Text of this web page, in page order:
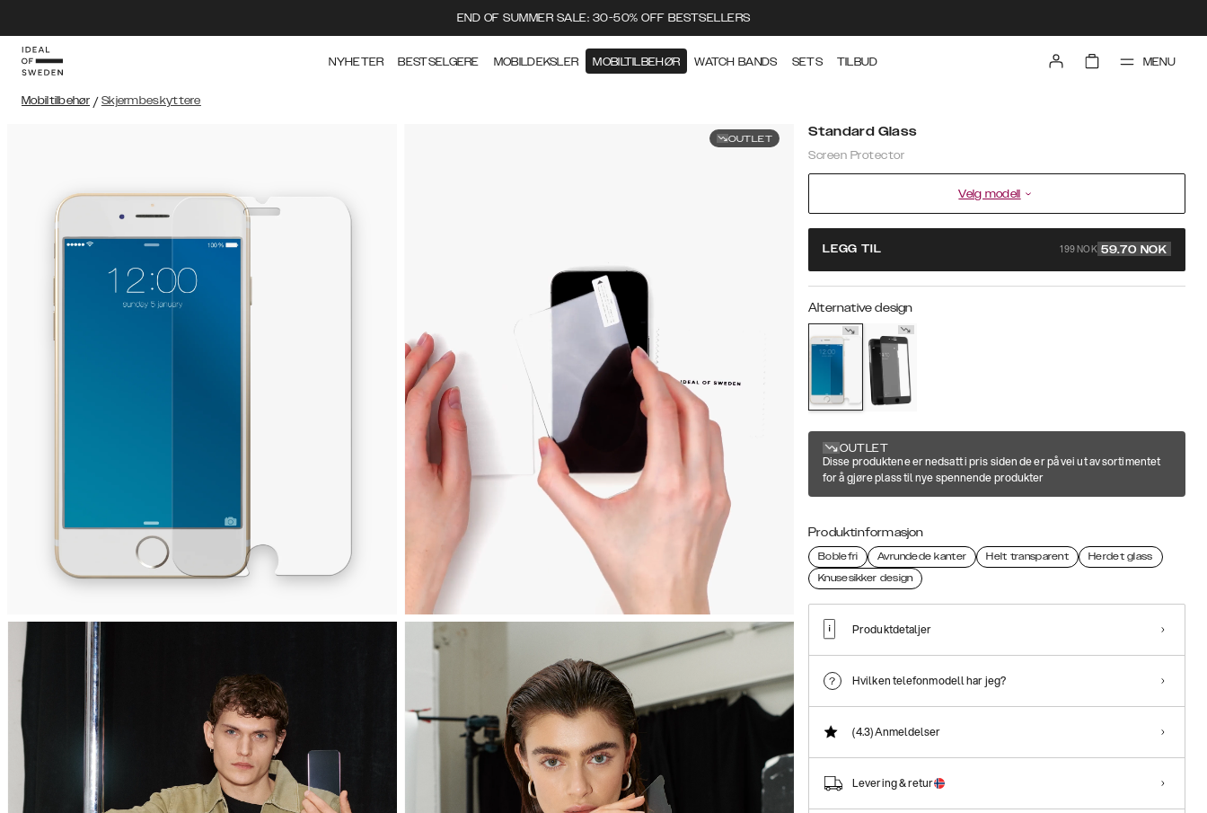
END OF SUMMER SALE: 30-50% OFF BESTSELLERS
NYHETER BESTSELGERE MOBILDEKSLER MOBILTILBEHØR WATCH BANDS SETS TILBUD MENU
Mobiltilbehør / Skjermbeskyttere
OUTLET Standard Glass
Screen Protector
Velg modell
LEGG TIL 199 NOK 59.70 NOK
Alternative design
OUTLET
Disse produktene er nedsatt i pris siden de er på vei ut av sortimentet
for å gjøre plass til nye spennende produkter
Produktinformasjon
Boblefri Avrundede kanter Helt transparent
Herdet glass
Knusesikker design
Produktdetaljer
Hvilken telefonmodell har jeg?
(4.3)Anmeldelser
Levering & retur